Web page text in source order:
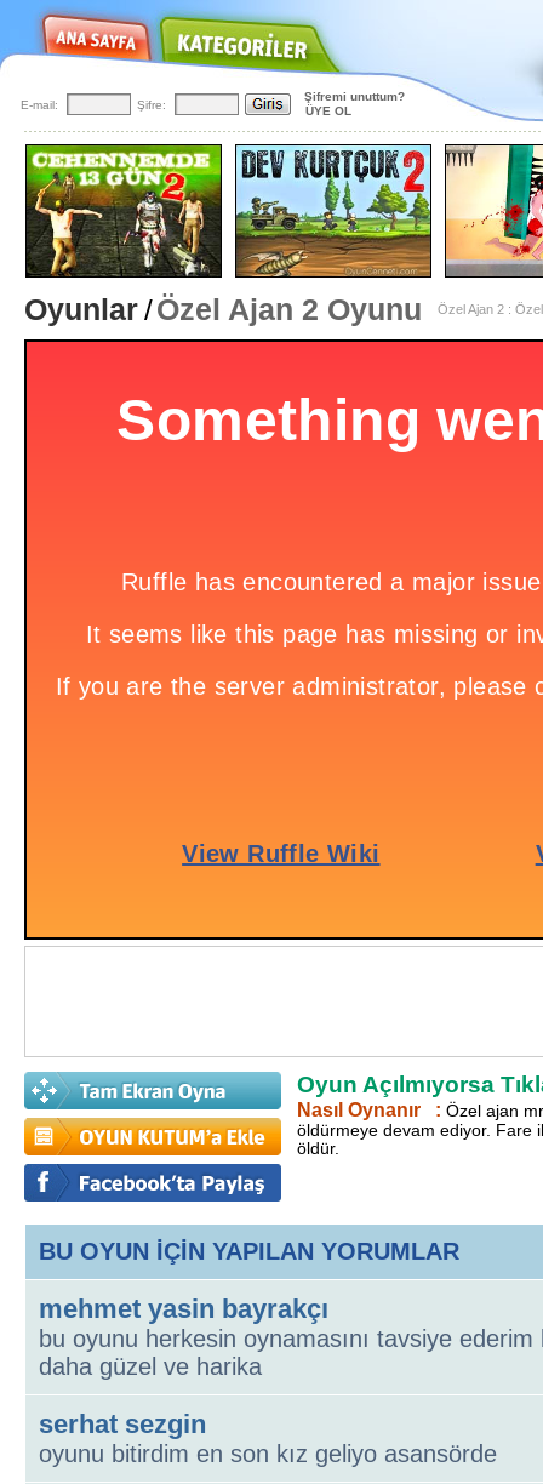
E-mail: Şifre: ÜYE OL
Şifremi unuttum?
Oyunlar/Özel Ajan 2 Oyunu Özel Ajan 2 :
Oyun Açılmıyorsa
Nasıl Oynanır : Özel ajan
öldürmeye devam ediyor. Fare
öldür.
BU OYUN İÇİN YAPILAN YORUMLAR
mehmet yasin bayrakçı
bu oyunu herkesin oynamasını tavsiye
daha güzel ve harika
serhat sezgin
oyunu bitirdim en son kız geliyo asansörde